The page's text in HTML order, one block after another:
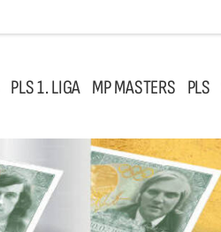
PLS 1. LIGA MP MASTERS PLS